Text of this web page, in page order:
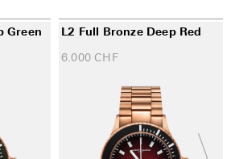
Green
L2 Full Bronze Deep Red
6.000 CHF